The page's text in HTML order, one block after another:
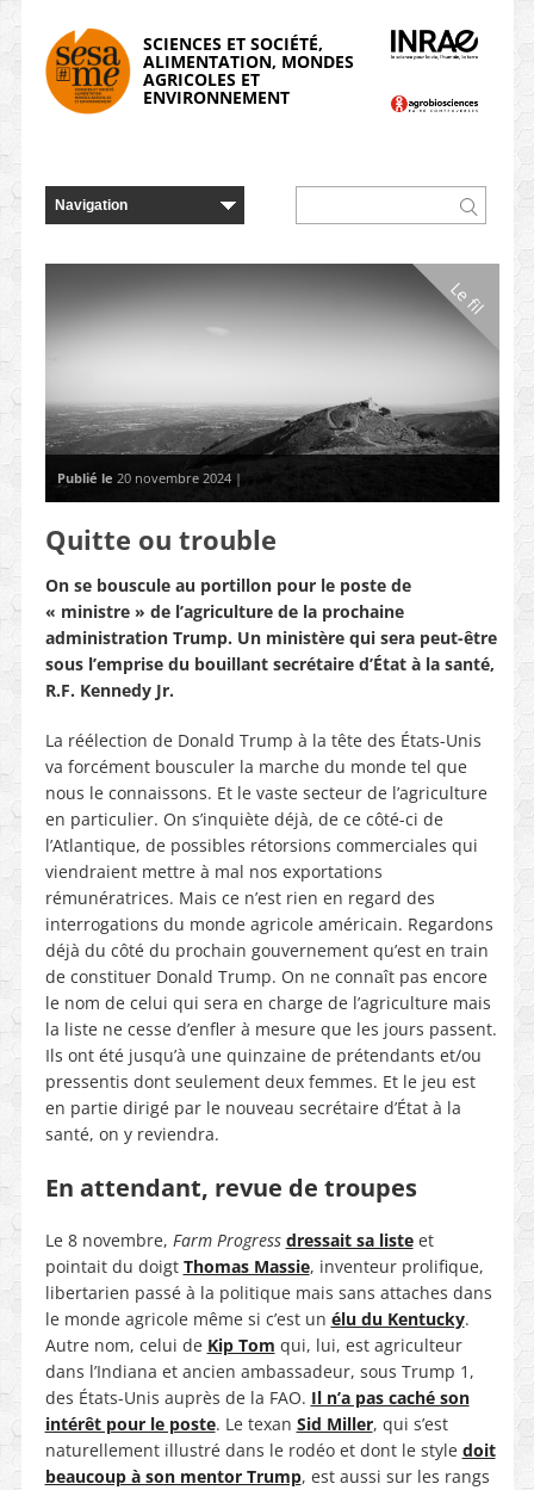
SCIENCES ET SOCIÉTÉ,
ALIMENTATION, MONDES
AGRICOLES ET
ENVIRONNEMENT
Le fil
Publié le 20 novembre 2024 |
Quitte ou trouble
On se bouscule au portillon pour le poste de
« ministre » de l’agriculture de la prochaine
administration Trump. Un ministère qui sera peut-être
sous l’emprise du bouillant secrétaire d’État à la santé,
R.F. Kennedy Jr.
La réélection de Donald Trump à la tête des États-Unis
va forcément bousculer la marche du monde tel que
nous le connaissons. Et le vaste secteur de l’agriculture
en particulier. On s’inquiète déjà, de ce côté-ci de
l’Atlantique, de possibles rétorsions commerciales qui
viendraient mettre à mal nos exportations
rémunératrices. Mais ce n’est rien en regard des
interrogations du monde agricole américain. Regardons
déjà du côté du prochain gouvernement qu’est en train
de constituer Donald Trump. On ne connaît pas encore
le nom de celui qui sera en charge de l’agriculture mais
la liste ne cesse d’enfler à mesure que les jours passent.
Ils ont été jusqu’à une quinzaine de prétendants et/ou
pressentis dont seulement deux femmes. Et le jeu est
en partie dirigé par le nouveau secrétaire d’État à la
santé, on y reviendra.
En attendant, revue de troupes
Le 8 novembre, Farm Progress dressait sa listeet
pointait du doigt Thomas Massie, inventeur prolifique,
libertarien passé à la politique mais sans attaches dans
le monde agricole même si c’est un élu du Kentucky.
Autre nom, celui de Kip Tom qui, lui, est agriculteur
dans l’Indiana et ancien ambassadeur, sous Trump 1,
des États-Unis auprès de la FAO. Il n’a pas caché son
intérêt pour le poste. Le texan Sid Miller, qui s’est
naturellement illustré dans le rodéo et dont le style doit
beaucoup à son mentor Trump, est aussi sur les rangs